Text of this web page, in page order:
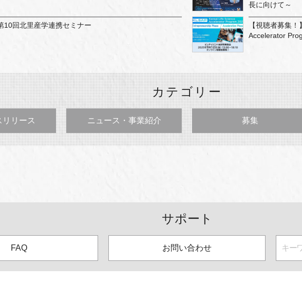
10回北里産学連携セミナー
長に向けて～
【視聴者募集
Accelerator
カテゴリー
リース ニュース・事業紹介 募集
サポート
FAQ お問い合わせ